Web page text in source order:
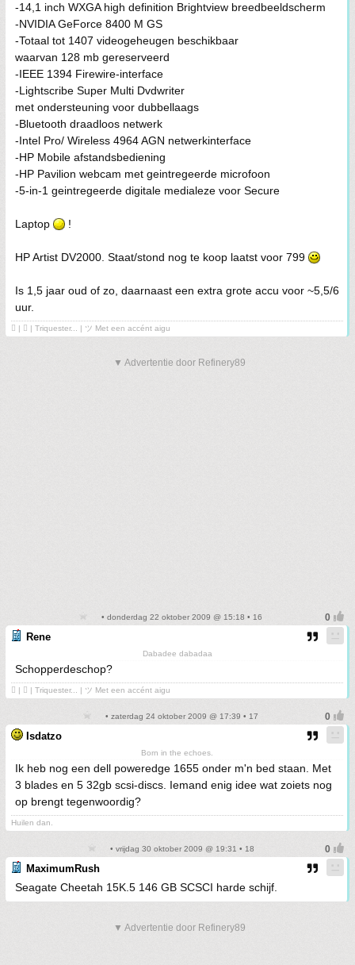
-14,1 inch WXGA high definition Brightview breedbeeldscherm
-NVIDIA GeForce 8400 M GS
-Totaal tot 1407 videogeheugen beschikbaar
waarvan 128 mb gereserveerd
-IEEE 1394 Firewire-interface
-Lightscribe Super Multi Dvdwriter
met ondersteuning voor dubbellaags
-Bluetooth draadloos netwerk
-Intel Pro/ Wireless 4964 AGN netwerkinterface
-HP Mobile afstandsbediening
-HP Pavilion webcam met geintregeerde microfoon
-5-in-1 geintregeerde digitale medialeze voor Secure
Laptop !
HP Artist DV2000. Staat/stond nog te koop laatst voor 799
Is 1,5 jaar oud of zo, daarnaast een extra grote accu voor ~5,5/6
uur.
 | ❤ | Triquester... | ツ Met een accént aigu
▼ Advertentie door Refinery89
• donderdag 22 oktober 2009 @ 15:18 • 16
Rene
Dabadee dabadaa
Schopperdeschop?
 | ❤ | Triquester... | ツ Met een accént aigu
• zaterdag 24 oktober 2009 @ 17:39 • 17
Isdatzo
Born in the echoes.
Ik heb nog een dell poweredge 1655 onder m'n bed staan. Met
3 blades en 5 32gb scsi-discs. Iemand enig idee wat zoiets nog
op brengt tegenwoordig?
Huilen dan.
• vrijdag 30 oktober 2009 @ 19:31 • 18
MaximumRush
Seagate Cheetah 15K.5 146 GB SCSCI harde schijf.
▼ Advertentie door Refinery89